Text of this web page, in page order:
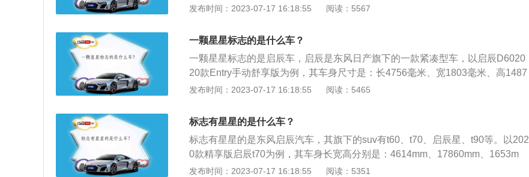
新LOGO三个尖角回环相扣，拼凑出阴阳色一红一白两个五角星。而LOGO的字
费市场，代表车系是红星X2，其搭载双电机驱动，在前后轴上分别搭有一颗电
机，电机的最大总功率为68千瓦，峰值扭矩为250牛米。新车整体看上去像一台
微型SUV。
56mm。2020款启辰启辰星手动星悦版搭载了1.5T涡轮增压发动机和6挡手动变
悬架使用了麦弗逊式独立悬架，后悬架使用了多连杆式独立悬架。
发布时间：2023-07-17 16:18:55 阅读：5567
一颗星星标志的是什么车？
一颗星星标志的是启辰车，启辰是东风日产旗下的一款紧凑型车，以启辰D6020
20款Entry手动舒享版为例，其车身尺寸是：长4756毫米、宽1803毫米、高1487
毫米，轴距为2700毫米，油箱容积是50升。启辰D602020款Entry手动舒享版搭
功率转速是每分钟5600转，与其匹配的是5挡手动变速箱。
发布时间：2023-07-17 16:18:55 阅读：5465
标志有星星的是什么车？
标志有星星的是东风启辰汽车，其旗下的suv有t60、t70、启辰星、t90等。以202
0款精享版启辰t70为例，其车身长宽高分别是：4614mm、17860mm、1653m
m，轴距为2630mm。2020款精享版启辰t70前悬架形式是麦弗逊式独立悬挂，后
发布时间：2023-07-17 16:18:55 阅读：5351